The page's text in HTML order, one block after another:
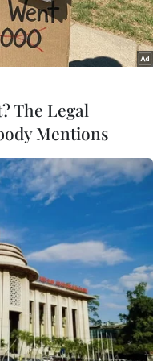
thành phố Los
(Nguồn: HelloKpop)
pop BTS vừa giành
The Legal
Mentions